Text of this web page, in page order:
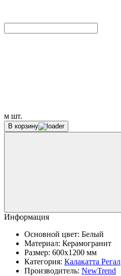
м шт.
В корзину
Информация
Основной цвет: Белый
Материал: Керамогранит
Размер: 600x1200 мм
Категория: Калакатта Регал
Производитель: NewTrend